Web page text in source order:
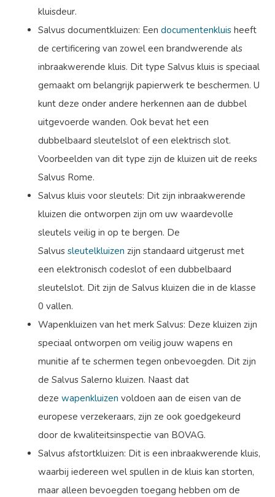
kluisdeur.
Salvus documentkluizen: Eendocumentenkluis heeft
de certificering van zowel een brandwerende als
inbraakwerende kluis. Dit type Salvus kluis is speciaal
gemaakt om belangrijk papierwerk te beschermen. U
kunt deze onder andere herkennen aan de dubbel
uitgevoerde wanden. Ook bevat het een
dubbelbaard sleutelslot of een elektrisch slot.
Voorbeelden van dit type zijn de kluizen uit de reeks
Salvus Rome.
Salvus kluis voor sleutels: Dit zijn inbraakwerende
kluizen die ontworpen zijn om uw waardevolle
sleutels veilig in op te bergen. De
Salvussleutelkluizen zijn standaard uitgerust met
een elektronisch codeslot of een dubbelbaard
sleutelslot. Dit zijn de Salvus kluizen die in de klasse
0 vallen.
Wapenkluizen van het merk Salvus: Deze kluizen zijn
speciaal ontworpen om veilig jouw wapens en
munitie af te schermen tegen onbevoegden. Dit zijn
de Salvus Salerno kluizen. Naast dat
dezewapenkluizen voldoen aan de eisen van de
europese verzekeraars, zijn ze ook goedgekeurd
door de kwaliteitsinspectie van BOVAG.
Salvus afstortkluizen: Dit is een inbraakwerende kluis,
waarbij iedereen wel spullen in de kluis kan storten,
maar alleen bevoegden toegang hebben om de